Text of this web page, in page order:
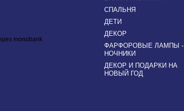
СПАЛЬНЯ
ДЕТИ
ДЕКОР
ФАРФОРОВЫЕ ЛАМПЫ -
НОЧНИКИ
ДЕКОР И ПОДАРКИ НА
НОВЫЙ ГОД